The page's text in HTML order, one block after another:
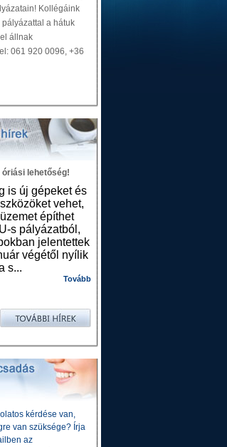
Kollégáink
a hátuk
állnak
061 920 0096, +36
óriási lehetőség!
is új gépeket és
vehet,
építhet
s pályázatból,
jelentettek
végétől nyílik
s...
Tovább
kérdése van,
van szüksége? Írja
az